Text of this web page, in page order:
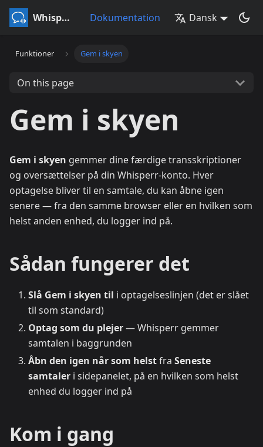
Whisperr Dokumentation Dansk
Funktioner Gem i skyen
On this page
Gem i skyen
Gem i skyen gemmer dine færdige transskriptioner
og oversættelser på din Whisperr-konto. Hver
optagelse bliver til en samtale, du kan åbne igen
senere — fra den samme browser eller en hvilken som
helst anden enhed, du logger ind på.
Sådan fungerer det
Slå Gem i skyen til i optagelseslinjen (det er slået
til som standard)
Optag som du plejer— Whisperr gemmer
samtalen i baggrunden
Åbn den igen når som helstfra Seneste
samtaler i sidepanelet, på en hvilken som helst
enhed du logger ind på
Kom i gang